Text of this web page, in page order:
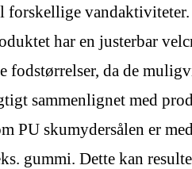
forskellige vandaktiviteter.
har en justerbar
fodstørrelser, da de
sammenlignet med
PU skumydersålen er
gummi. Dette kan